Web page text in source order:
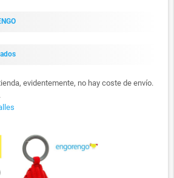
evidentemente, no hay coste de envío.
.